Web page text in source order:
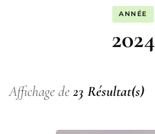
ANNÉE
2024
Affichage de 23 Résultat(s)